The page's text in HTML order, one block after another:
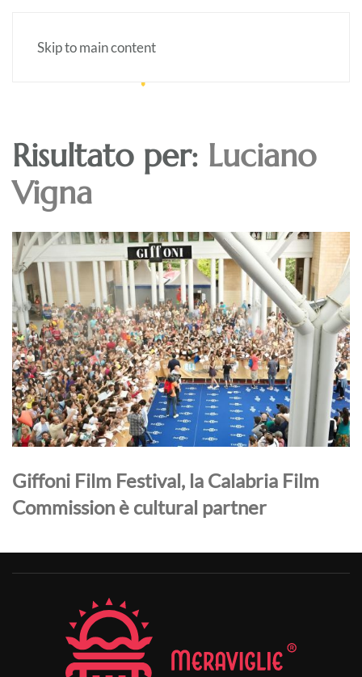
Skip to main content
Risultato per: Luciano
Vigna
Giffoni Film Festival, la Calabria Film
Commission è cultural partner